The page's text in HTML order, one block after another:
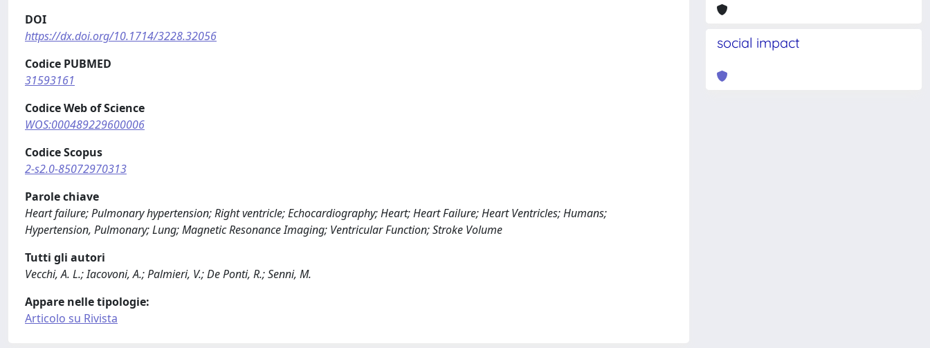
DOI
https://dx.doi.org/10.1714/3228.32056
Codice PUBMED
31593161
Codice Web of Science
WOS:000489229600006
Codice Scopus
2-s2.0-85072970313
Parole chiave
Heart failure; Pulmonary hypertension; Right ventricle; Echocardiography; Heart; Heart Failure; Heart Ventricles; Humans;
Hypertension, Pulmonary; Lung; Magnetic Resonance Imaging; Ventricular Function; Stroke Volume
Tutti gli autori
Vecchi, A. L.; Iacovoni, A.; Palmieri, V.; De Ponti, R.; Senni, M.
Appare nelle tipologie:
Articolo su Rivista
social impact